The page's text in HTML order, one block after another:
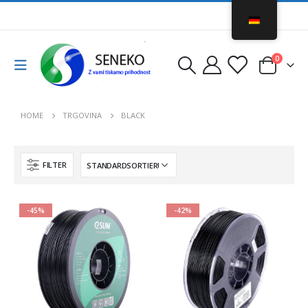
0
HOME TRGOVINA BLACK
FILTER
-45% -42%